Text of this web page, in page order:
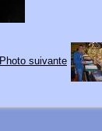
Photo suivante